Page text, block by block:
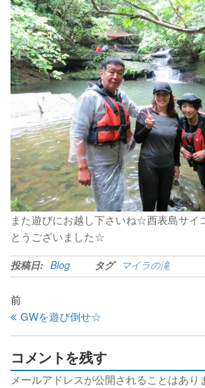
また遊びにお越し下さいね☆西表島サイ
とうございました☆
投稿日: Blog タグ マイラの滝
前
GWを遊び倒せ☆
コメントを残す
メールアドレスが公開されることはあり